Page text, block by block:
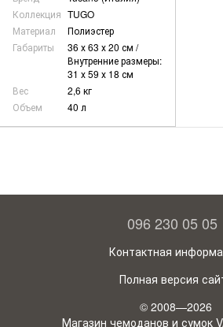
Коллекция TUGO
Материал
Полиэстер
Габариты
36 х 63 х 20 см /
Внутренние размеры:
31 х 59 х 18 см
Вес
2,6 кг
Объем
40 л
096 230 05 05
Контактная
Полная версия
© 2008—2026
Магазин чемоданов и сумок